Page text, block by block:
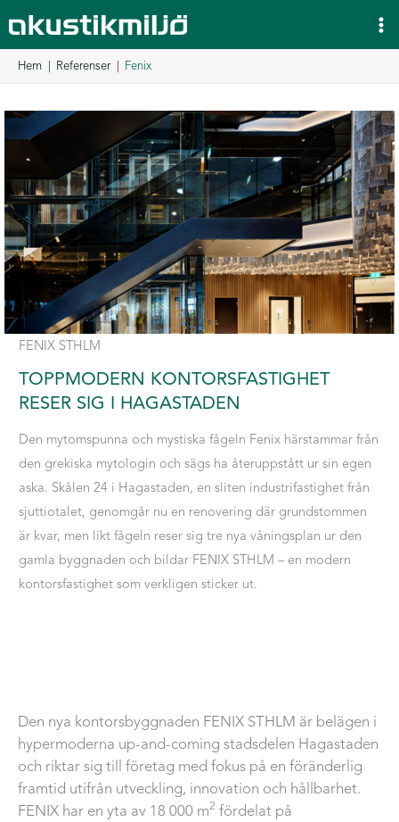
till
innehåll
Hem Referenser Fenix
FENIX STHLM
TOPPMODERN KONTORSFASTIGHET
RESER SIG I HAGASTADEN
Den mytomspunna och mystiska fågeln Fenix härstammar från
den grekiska mytologin och sägs ha återuppstått ur sin egen
aska. Skålen 24 i Hagastaden, en sliten industrifastighet från
sjuttiotalet, genomgår nu en renovering där grundstommen
är kvar, men likt fågeln reser sig tre nya våningsplan ur den
gamla byggnaden och bildar FENIX STHLM – en modern
kontorsfastighet som verkligen sticker ut.
Den nya kontorsbyggnaden FENIX STHLM är belägen i
hypermoderna up-and-coming stadsdelen Hagastaden
och riktar sig till företag med fokus på en föränderlig
framtid utifrån utveckling, innovation och hållbarhet.
FENIX har en yta av 18 000 m2 fördelat på